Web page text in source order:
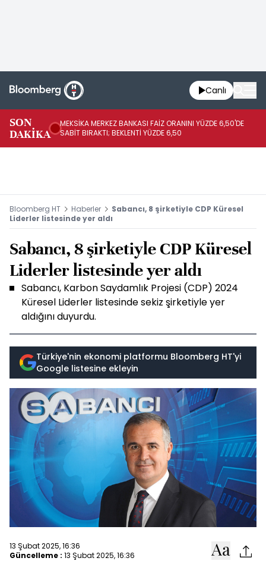
Canlı
SON
DAKİKA
MEKSİKA MERKEZ BANKASI FAİZ ORANINI YÜZDE 6,50'DE
SABİT BIRAKTI; BEKLENTİ YÜZDE 6,50
Bloomberg HT Haberler
Sabancı, 8 şirketiyle CDP Küresel
Liderler listesinde yer aldı
Sabancı, 8 şirketiyle CDP Küresel
Liderler listesinde yer aldı
Sabancı, Karbon Saydamlık Projesi (CDP) 2024
Küresel Liderler listesinde sekiz şirketiyle yer
aldığını duyurdu.
Türkiye'nin ekonomi platformu Bloomberg HT'yi
Google listesine ekleyin
13 Şubat 2025, 16:36
Güncelleme : 13 Şubat 2025, 16:36